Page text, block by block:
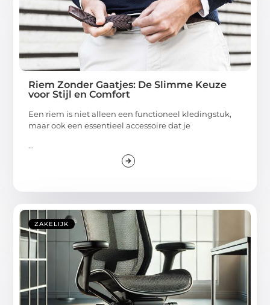
Riem Zonder Gaatjes: De Slimme Keuze
voor Stijl en Comfort
Een riem is niet alleen een functioneel kledingstuk,
maar ook een essentieel accessoire dat je
...
ZAKELIJK